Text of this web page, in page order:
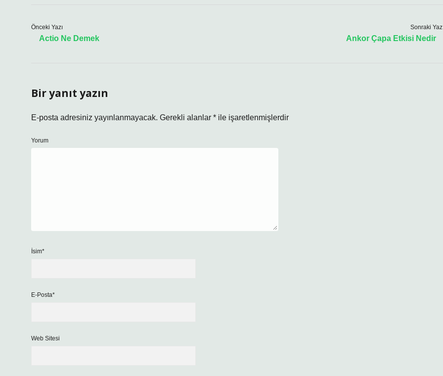
Önceki Yazı
Actio Ne Demek
Sonraki
Ankor Çapa Etkisi Nedir
Bir yanıt yazın
E-posta adresiniz yayınlanmayacak. Gerekli alanlar * ile işaretlenmişlerdir
Yorum
İsim*
E-Posta*
Web Sitesi